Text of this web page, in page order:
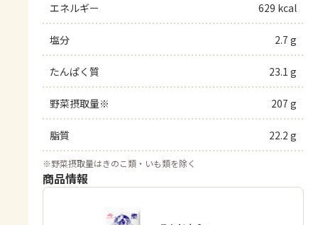
エネルギー 629 kcal
塩分 2.7 g
たんぱく質 23.1 g
野菜摂取量※ 207 g
脂質 22.2 g
※野菜摂取量はきのこ類・いも類を除く
商品情報